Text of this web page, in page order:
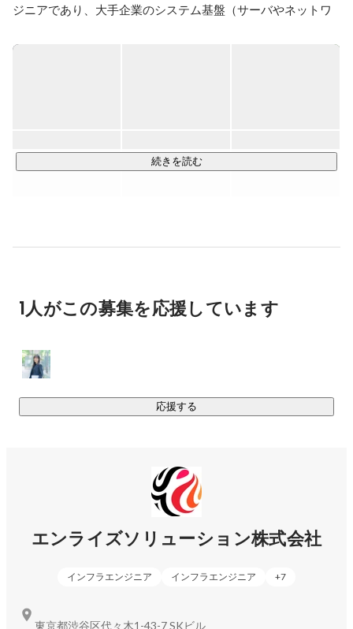
ジニアであり、大手企業のシステム基盤（サーバやネットワ
専門とし、お客様のニーズに合わせて技術提供しておりま
す。エンジニア未経験の方が一から勉強して活躍できている
・SI事業：インフラ技術領域（クラウド技術を主軸とした）
続きを読む
1人がこの募集を応援しています
応援する
エンライズソリューション株式会社
インフラエンジニア インフラエンジニア +7
東京都渋谷区代々木1-43-7 SKビル